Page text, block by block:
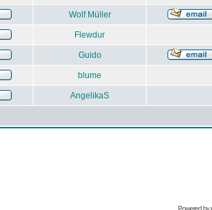
Wolf Müller
Flewdur
Guido
blume
AngelikaS
Powered by